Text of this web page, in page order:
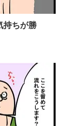
持ちが勝